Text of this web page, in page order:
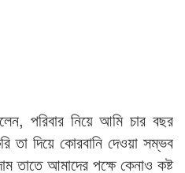
পরিবার নিয়ে আমি চার বছর
তা দিয়ে কোরবানি দেওয়া সম্ভব
তাতে আমাদের পক্ষে কেনাও কষ্ট